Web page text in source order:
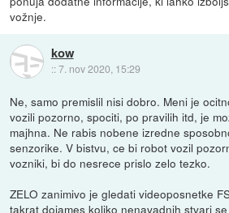
vožnje.
kow
::7. nov 2020, 15:29
Ne, samo premislil nisi dobro. Meni je
vozili pozorno, spociti, po pravilih itd, je
majhna. Ne rabis nobene izredne
senzorike. V bistvu, ce bi robot vozil
vozniki, bi do nesrece prislo zelo tezko.
ZELO zanimivo je gledati videoposnetke
takrat dojames koliko nenavadnih stvari